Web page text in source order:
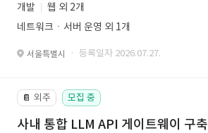
개발
웹 외 2개
네트워크ㆍ서버 운영 외 1개
서울특별시 · 등록일자 2026.07.27.
📔 외주 모집 중
사내 통합 LLM API 게이트웨이 구축